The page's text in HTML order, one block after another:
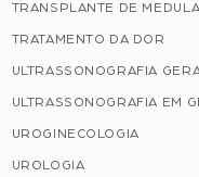
TRANSPLANTE DE
TRATAMENTO DA DOR
ULTRASSONOGRAFIA
ULTRASSONOGRAFIA EM
UROGINECOLOGIA
UROLOGIA